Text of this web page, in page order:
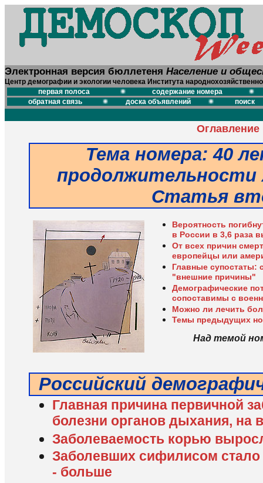
Электронная версия бюллетеня Население и
Центр демографии и экологии человека Института
первая полоса
содержание номера
обратная связь
доска объявлений поиск
Оглавление
Тема номера: 40
продолжительности
Статья
Вероятность
в России в 3,6 раза
От всех причин
европейцы или
Главные супостаты:
"внешние причины"
Демографические
сопоставимы с
Можно ли лечить
Темы предыдущих
Над темой
Российский
Главная причина первичной
болезни органов дыхания, на
Заболеваемость корью
Заболевших сифилисом
- больше